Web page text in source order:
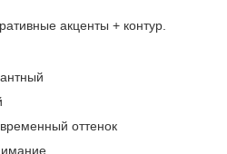
акценты + контур.
оттенок